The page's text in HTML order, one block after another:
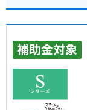
補助金対象